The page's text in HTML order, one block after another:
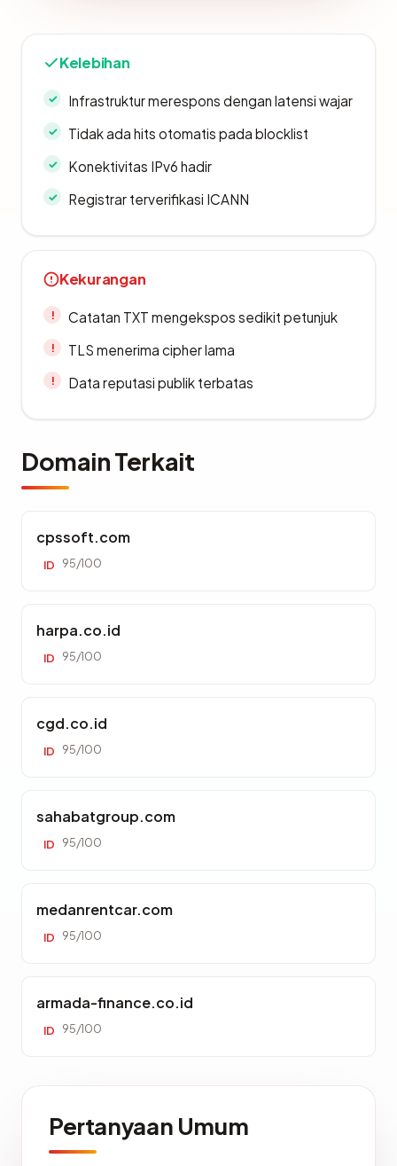
Kelebihan
Infrastruktur merespons dengan latensi wajar
Tidak ada hits otomatis pada blocklist
Konektivitas IPv6 hadir
Registrar terverifikasi ICANN
Kekurangan
Catatan TXT mengekspos sedikit petunjuk
TLS menerima cipher lama
Data reputasi publik terbatas
Domain Terkait
cpssoft.com
ID 95/100
harpa.co.id
ID 95/100
cgd.co.id
ID 95/100
sahabatgroup.com
ID 95/100
medanrentcar.com
ID 95/100
armada-finance.co.id
ID 95/100
Pertanyaan Umum